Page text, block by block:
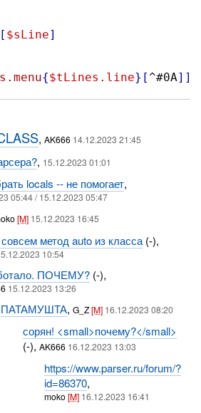
[ $sLine]
{$tLines.line} [^#0A]]
,AK666 14.12.2023 21:45
, 15.12.2023 01:01
locals -- не помогает,
05:44 / 15.12.2023 05:47
[M] 15.12.2023 16:45
метод auto из класса (-),
10:54
ПОЧЕМУ?(-),
15.12.2023 13:26
ПАТАМУШТА,G_Z[M] 16.12.2023 08:20
сорян! <small>почему?</small>
(-), AK666 16.12.2023 13:03
https://www.parser.ru/forum/?
id=86370,
moko[M] 16.12.2023 16:41